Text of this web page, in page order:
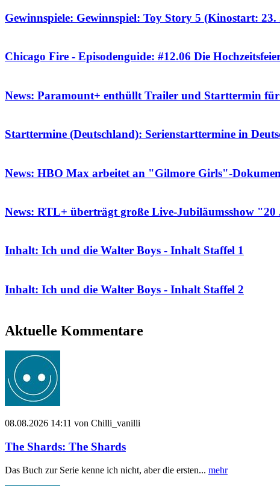
Gewinnspiele: Gewinnspiel: Toy Story 5 (Kinostart:
Chicago Fire - Episodenguide: #12.06 Die
News: Paramount+ enthüllt Trailer und Starttermin
Starttermine (Deutschland): Serienstarttermine in
News: HBO Max arbeitet an "Gilmore Girls"-
News: RTL+ überträgt große Live-Jubiläumsshow "20
Inhalt: Ich und die Walter Boys - Inhalt Staffel 1
Inhalt: Ich und die Walter Boys - Inhalt Staffel 2
Aktuelle Kommentare
08.08.2026 14:11 von Chilli_vanilli
The Shards: The Shards
Das Buch zur Serie kenne ich nicht, aber die ersten... mehr